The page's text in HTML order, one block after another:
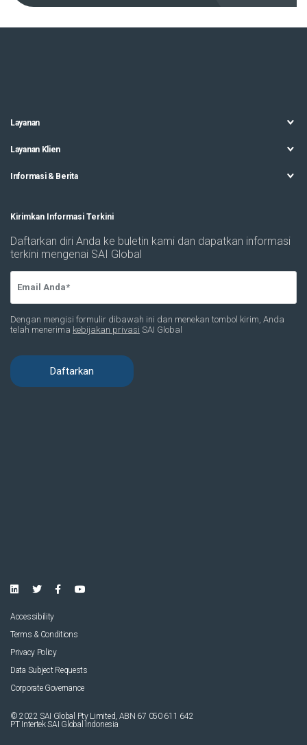
Layanan
Layanan Klien
Informasi & Berita
© 2022 SAI Global Pty Limited, ABN 67 050 611 642
PT Intertek SAI Global Indonesia
Accessibility
Terms & Conditions
Privacy Policy
Data Subject Requests
Corporate Governance